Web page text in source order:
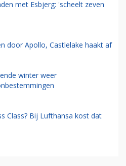
met Esbjerg: 'scheelt zeven
door Apollo, Castlelake haakt af
winter weer
Class? Bij Lufthansa kost dat